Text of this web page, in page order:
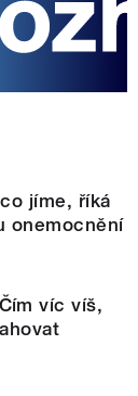
jíme, říká
onemocnění
víc víš,